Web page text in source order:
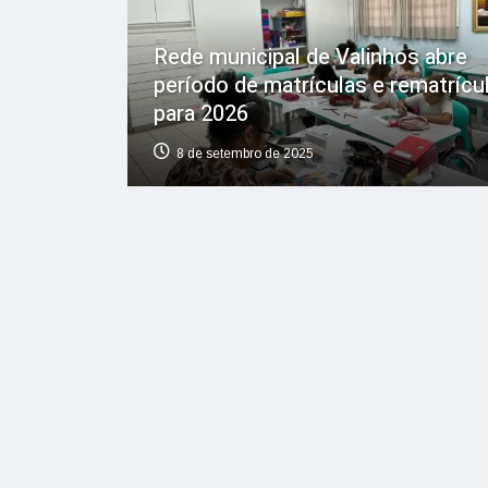
Rede municipal de Valinhos abre
período de matrículas e
para 2026
8 de setembro de 2025